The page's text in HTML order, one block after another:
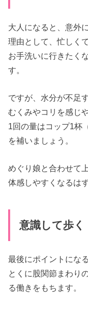
大人になると、意外
理由として、忙しく
お手洗いに行きたく
す。
ですが、水分が不足
むくみやコリを感じ
1回の量はコップ1杯
を補いましょう。
めぐり娘と合わせて
体感しやすくなるは
意識して歩く
最後にポイントにな
とくに股関節まわり
る働きをもちます。